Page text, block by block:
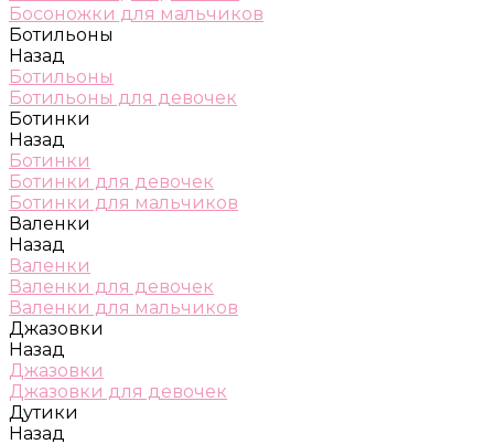
Босоножки для мальчиков
Ботильоны
Назад
Ботильоны
Ботильоны для девочек
Ботинки
Назад
Ботинки
Ботинки для девочек
Ботинки для мальчиков
Валенки
Назад
Валенки
Валенки для девочек
Валенки для мальчиков
Джазовки
Назад
Джазовки
Джазовки для девочек
Дутики
Назад